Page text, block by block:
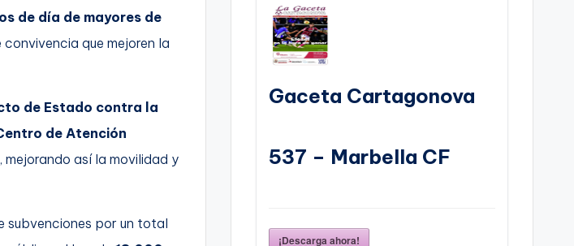
de día de mayores de
que mejoren la
de Estado contra la
de Atención
mejorando así la movilidad y
subvenciones por un total
Gaceta Cartagonova
537 – Marbella CF
¡Descarga ahora!